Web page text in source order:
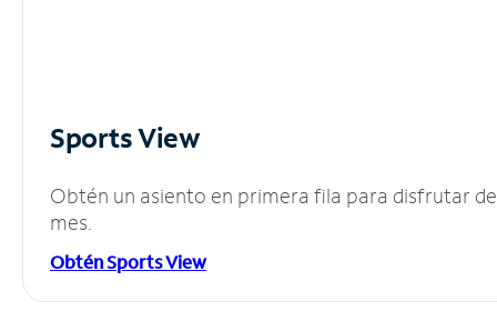
Sports View
Obtén un asiento en primera fila para disfrutar
mes.
Obtén Sports View